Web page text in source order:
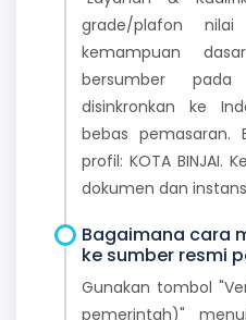
grade/plafon
kemampuan
bersumber
disinkronkan ke
bebas pemasaran.
profil: KOTA BINJAI.
dokumen dan
Bagaimana cara
ke sumber resmi
Gunakan tombol
pemerintah)"